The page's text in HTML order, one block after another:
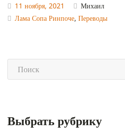
11 ноября, 2021
Михаил
Лама Сопа Ринпоче, Переводы
Выбрать рубрику